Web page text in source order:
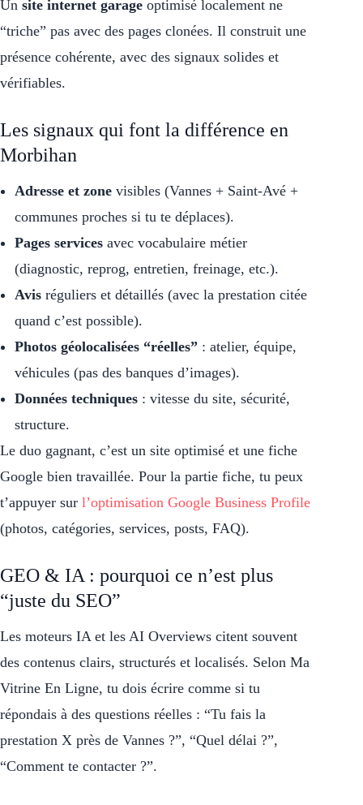
Un site internet garage optimisé localement ne
“triche” pas avec des pages clonées. Il construit une
présence cohérente, avec des signaux solides et
vérifiables.
Les signaux qui font la différence en
Morbihan
Adresse et zone visibles (Vannes + Saint-Avé +
communes proches si tu te déplaces).
Pages services avec vocabulaire métier
(diagnostic, reprog, entretien, freinage, etc.).
Avis réguliers et détaillés (avec la prestation citée
quand c’est possible).
Photos géolocalisées “réelles” : atelier, équipe,
véhicules (pas des banques d’images).
Données techniques : vitesse du site, sécurité,
structure.
Le duo gagnant, c’est un site optimisé et une fiche
Google bien travaillée. Pour la partie fiche, tu peux
t’appuyer sur l’optimisation Google Business Profile
(photos, catégories, services, posts, FAQ).
GEO & IA : pourquoi ce n’est plus
“juste du SEO”
Les moteurs IA et les AI Overviews citent souvent
des contenus clairs, structurés et localisés. Selon Ma
Vitrine En Ligne, tu dois écrire comme si tu
répondais à des questions réelles : “Tu fais la
prestation X près de Vannes ?”, “Quel délai ?”,
“Comment te contacter ?”.